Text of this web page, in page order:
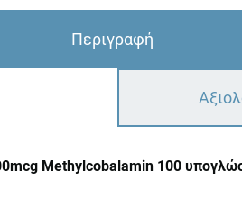
Περιγραφή
Methylcobalamin 100